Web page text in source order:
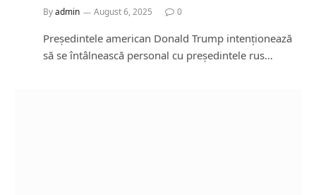
Byadmin August 6, 2025 0
Președintele american Donald Trump intenționează
să se întâlnească personal cu președintele rus…